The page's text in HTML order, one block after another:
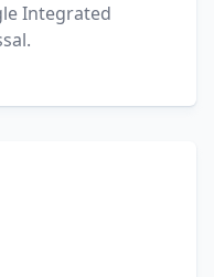
Integrated